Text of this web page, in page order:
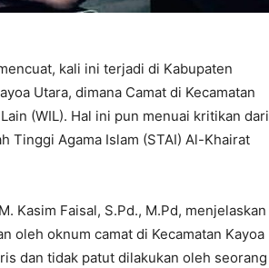
kali ini terjadi di Kabupaten
Utara, dimana Camat di Kecamatan
(WIL). Hal ini pun menuai kritikan dari
Tinggi Agama Islam (STAI) Al-Khairat
Kasim Faisal, S.Pd., M.Pd, menjelaskan
oleh oknum camat di Kecamatan Kayoa
dan tidak patut dilakukan oleh seorang